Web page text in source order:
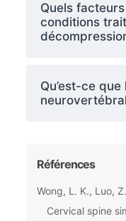
Quels
conditions
Qu’est-ce
Références
Wong, L. K., Luo,
Cervical spine